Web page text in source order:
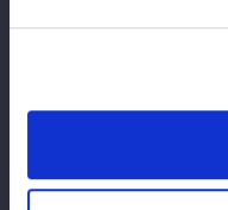
年5月後楽園大会
帰。4月の「ルー
GENESISに加入。